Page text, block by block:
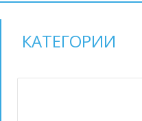
КАТЕГОРИИ